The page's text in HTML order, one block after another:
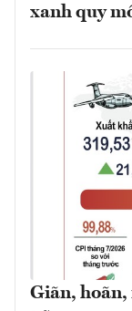
xanh quy
Giãn, hoãn,